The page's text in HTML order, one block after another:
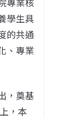
學生具
的共通
、專業
，奠基
，本